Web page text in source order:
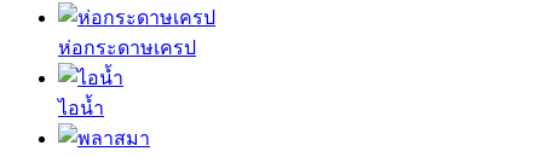
ห่อกระดาษเครป
ไอน้ำ